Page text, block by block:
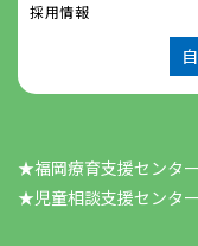
採用情報
★福岡療育支援センタ
​​​​​​​★児童相談支援センタ